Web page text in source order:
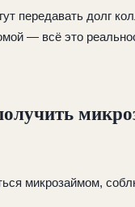
передавать долг
— всё это
микрозаймом,